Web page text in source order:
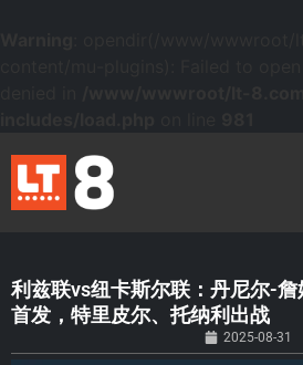
利兹联vs纽卡斯尔联：丹尼尔-
首发，特里皮尔、托纳利出战
2025-08-31